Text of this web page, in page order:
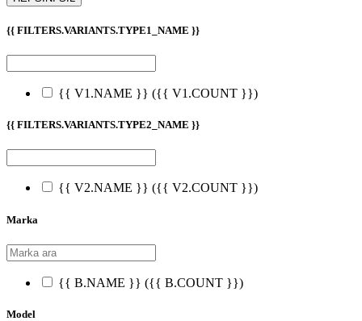
{{ FILTERS.VARIANTS.TYPE1_NAME }}
{{ V1.NAME }} ({{ V1.COUNT }})
{{ FILTERS.VARIANTS.TYPE2_NAME }}
{{ V2.NAME }} ({{ V2.COUNT }})
Marka
{{ B.NAME }} ({{ B.COUNT }})
Model